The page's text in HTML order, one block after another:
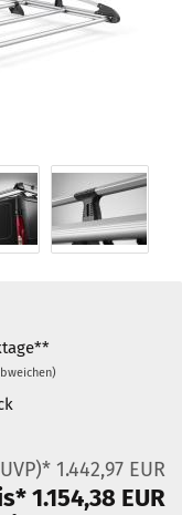
1.442,97 EUR
1.154,38 EUR